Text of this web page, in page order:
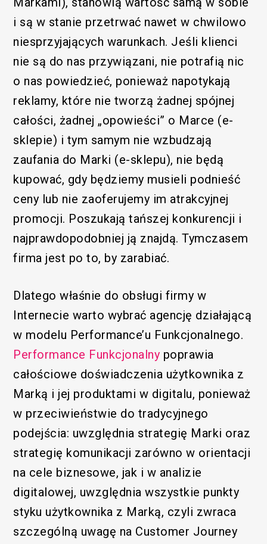
i są w stanie przetrwać nawet w chwilowo
niesprzyjających warunkach. Jeśli klienci
nie są do nas przywiązani, nie potrafią nic
o nas powiedzieć, ponieważ napotykają
reklamy, które nie tworzą żadnej spójnej
całości, żadnej „opowieści” o Marce (e-
sklepie) i tym samym nie wzbudzają
zaufania do Marki (e-sklepu), nie będą
kupować, gdy będziemy musieli podnieść
ceny lub nie zaoferujemy im atrakcyjnej
promocji. Poszukają tańszej konkurencji i
najprawdopodobniej ją znajdą. Tymczasem
firma jest po to, by zarabiać.
Dlatego właśnie do obsługi firmy w
Internecie warto wybrać agencję działającą
w modelu Performance’u Funkcjonalnego.
Performance Funkcjonalny poprawia
całościowe doświadczenia użytkownika z
Marką i jej produktami w digitalu, ponieważ
w przeciwieństwie do tradycyjnego
podejścia: uwzględnia strategię Marki oraz
strategię komunikacji zarówno w orientacji
na cele biznesowe, jak i w analizie
digitalowej, uwzględnia wszystkie punkty
styku użytkownika z Marką, czyli zwraca
szczególną uwagę na Customer Journey